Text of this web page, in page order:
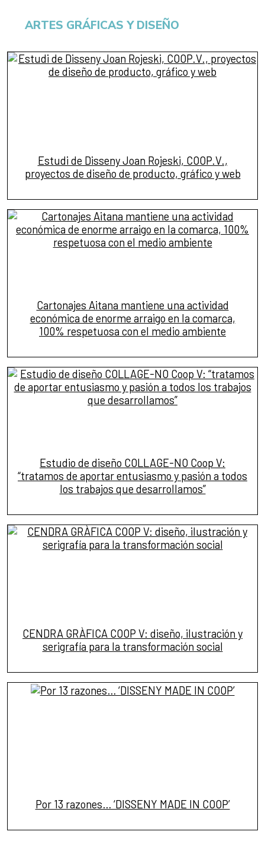
ARTES GRÁFICAS Y DISEÑO
Estudi de Disseny Joan Rojeski, COOP.V.,
proyectos de diseño de producto, gráfico y web
Cartonajes Aitana mantiene una actividad
económica de enorme arraigo en la comarca,
100% respetuosa con el medio ambiente
Estudio de diseño COLLAGE-NO Coop V:
“tratamos de aportar entusiasmo y pasión a todos
los trabajos que desarrollamos”
CENDRA GRÀFICA COOP V: diseño, ilustración y
serigrafía para la transformación social
Por 13 razones… ‘DISSENY MADE IN COOP’